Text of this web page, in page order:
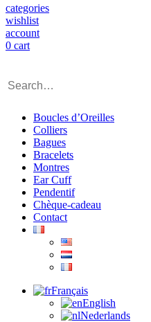
categories
wishlist
account
0 cart
Boucles d’Oreilles
Colliers
Bagues
Bracelets
Montres
Ear Cuff
Pendentif
Chèque-cadeau
Contact
Français
English
Nederlands